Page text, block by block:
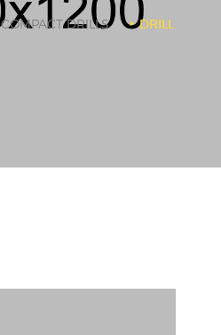
COMPACT DRILLS DRILL